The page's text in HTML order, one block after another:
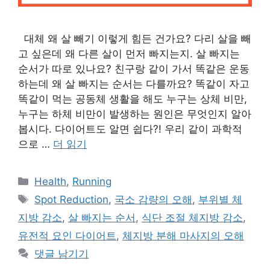
대체 왜 살 빼기 이렇게 힘든 건가요? 다리 살을 빼
고 싶은데 왜 다른 살이 먼저 빠지는지. 살 빠지는
순서가 따로 있나요? 친구랑 같이 가서 똑같은 운동
하는데 왜 살 빠지는 순서는 다를까요? 똑같이 자고
똑같이 먹는 공동체 생활을 해도 누구는 상체 비만,
누구는 하체 비만이 발생하는 원인은 무엇인지 알아
봅시다. 다이어트도 알면 쉽다?! 우리 같이 과학적
으로 … 더 읽기
카
테
고
리
Health, Running
태
그
Spot Reduction, 국소 감량의 오해 , 부위별 체
지방 감소, 살 빠지는 순서 , 식단 조절 체지방 감소,
유전적 요인 다이어트, 체지방 분해 마사지의 오해
댓글 남기기